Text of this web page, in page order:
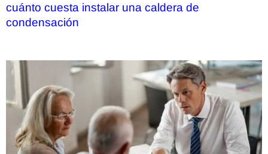
cuánto cuesta instalar una caldera de
condensación